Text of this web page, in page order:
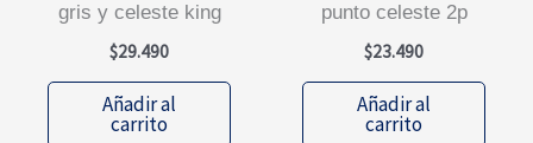
gris y celeste king
$29.490
Añadir al
carrito
punto celeste 2p
$23.490
Añadir al
carrito